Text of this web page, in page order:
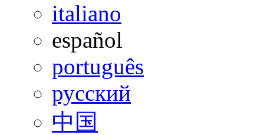
italiano
español
português
русский
中国